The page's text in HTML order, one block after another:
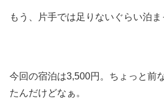
もう、片手では足りないぐらい泊ま
今回の宿泊は3,500円。ちょっと前
たんだけどなぁ。